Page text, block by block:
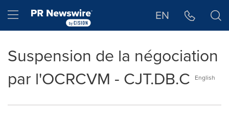
Hamburger menu EN
Suspension de la négociation
par l'OCRCVM - CJT.DB.C
English